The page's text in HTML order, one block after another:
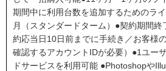
期間中に利用台数を追加するためのラ
月（スタンダードターム）●契約期間
約応当日10日前までに手続き／お客様
確認するアカウントIDが必要）●1ユー
ドサービスを利用可能 ●Photoshopや